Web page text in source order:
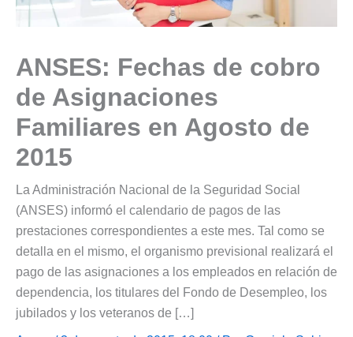
ANSES: Fechas de cobro
de Asignaciones
Familiares en Agosto de
2015
La Administración Nacional de la Seguridad Social
(ANSES) informó el calendario de pagos de las
prestaciones correspondientes a este mes. Tal como se
detalla en el mismo, el organismo previsional realizará el
pago de las asignaciones a los empleados en relación de
dependencia, los titulares del Fondo de Desempleo, los
jubilados y los veteranos de […]